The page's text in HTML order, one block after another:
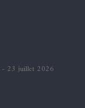
23 juillet 2026